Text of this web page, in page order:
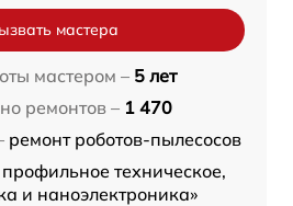
мастера
мастером – 5 лет
ремонтов – 1 470
ремонт роботов-пылесосов
профильное техническое,
и наноэлектроника»